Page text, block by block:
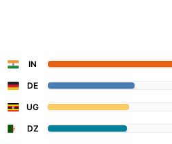
IN
DE
UG
DZ